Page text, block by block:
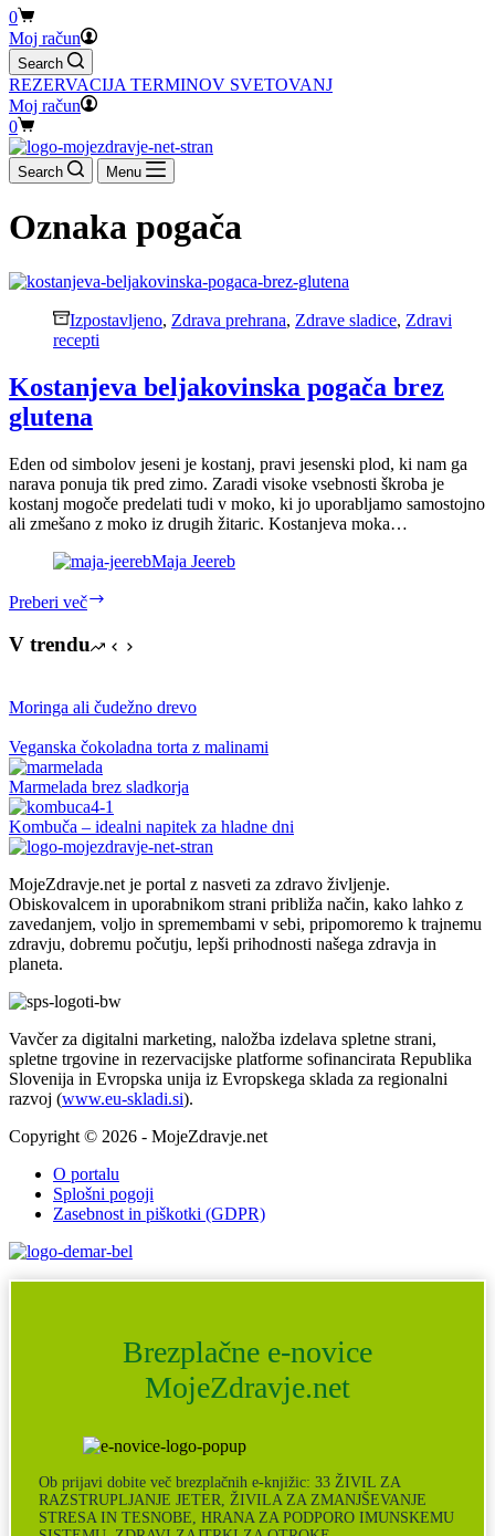
Shopping
cart
0
Moj račun
Search
REZERVACIJA TERMINOV SVETOVANJ
Moj račun
Shopping
cart
0
Search Menu
Oznaka pogača
Izpostavljeno, Zdrava prehrana, Zdrave sladice, Zdravi
recepti
Kostanjeva beljakovinska pogača brez
glutena
Eden od simbolov jeseni je kostanj, pravi jesenski plod, ki nam ga
narava ponuja tik pred zimo. Zaradi visoke vsebnosti škroba je
kostanj mogoče predelati tudi v moko, ki jo uporabljamo samostojno
ali zmešano z moko iz drugih žitaric. Kostanjeva moka…
Maja Jeereb
Preberi več
brez
V trendu
Moringa ali čudežno drevo
Veganska čokoladna torta z malinami
Marmelada brez sladkorja
Kombuča – idealni napitek za hladne dni
MojeZdravje.net je portal z nasveti za zdravo življenje.
Obiskovalcem in uporabnikom strani približa način, kako lahko z
zavedanjem, voljo in spremembami v sebi, pripomoremo k trajnemu
zdravju, dobremu počutju, lepši prihodnosti našega zdravja in
planeta.
Vavčer za digitalni marketing, naložba izdelava spletne strani,
spletne trgovine in rezervacijske platforme sofinancirata Republika
Slovenija in Evropska unija iz Evropskega sklada za regionalni
razvoj (www.eu-skladi.si).
Copyright © 2026 - MojeZdravje.net
O portalu
Splošni pogoji
Zasebnost in piškotki (GDPR)
Brezplačne e-novice
MojeZdravje.net
Ob prijavi dobite več brezplačnih e-knjižic: 33 ŽIVIL ZA
RAZSTRUPLJANJE JETER, ŽIVILA ZA ZMANJŠEVANJE
STRESA IN TESNOBE, HRANA ZA PODPORO IMUNSKEMU